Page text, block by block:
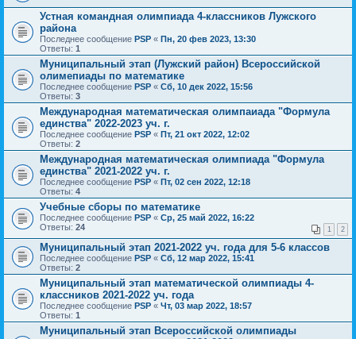
Устная командная олимпиада 4-классников Лужского
района
Последнее сообщение PSP « Пн, 20 фев 2023, 13:30
Ответы: 1
Муниципальный этап (Лужский район) Всероссийской
олимепиады по математике
Последнее сообщение PSP « Сб, 10 дек 2022, 15:56
Ответы: 3
Международная математическая олимпаиада "Формула
единства" 2022-2023 уч. г.
Последнее сообщение PSP « Пт, 21 окт 2022, 12:02
Ответы: 2
Международная математическая олимпиада "Формула
единства" 2021-2022 уч. г.
Последнее сообщение PSP « Пт, 02 сен 2022, 12:18
Ответы: 4
Учебные сборы по математике
Последнее сообщение PSP « Ср, 25 май 2022, 16:22
Ответы: 24 1 2
Муниципальный этап 2021-2022 уч. года для 5-6 классов
Последнее сообщение PSP « Сб, 12 мар 2022, 15:41
Ответы: 2
Муниципальный этап математической олимпиады 4-
классников 2021-2022 уч. года
Последнее сообщение PSP « Чт, 03 мар 2022, 18:57
Ответы: 1
Муниципальный этап Всероссийской олимпиады